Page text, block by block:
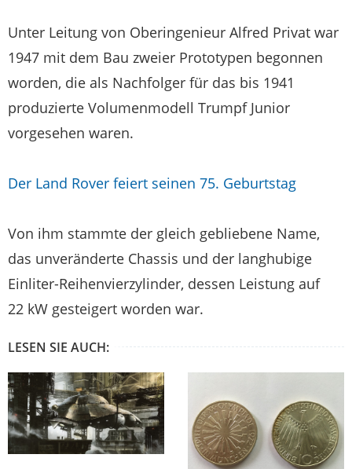
Unter Leitung von Oberingenieur Alfred Privat war
1947 mit dem Bau zweier Prototypen begonnen
worden, die als Nachfolger für das bis 1941
produzierte Volumenmodell Trumpf Junior
vorgesehen waren.
Der Land Rover feiert seinen 75. Geburtstag
Von ihm stammte der gleich gebliebene Name,
das unveränderte Chassis und der langhubige
Einliter-Reihenvierzylinder, dessen Leistung auf
22 kW gesteigert worden war.
LESEN SIE AUCH: